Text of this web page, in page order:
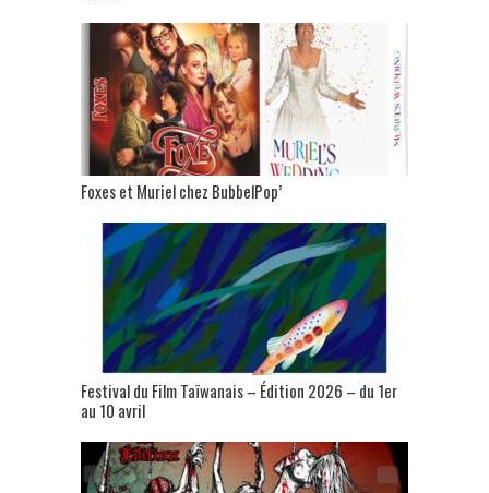
Foxes et Muriel chez BubbelPop’
Festival du Film Taïwanais – Édition 2026 – du 1er
au 10 avril